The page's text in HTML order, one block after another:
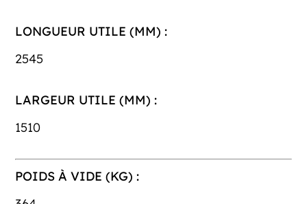
LONGUEUR UTILE (MM) :
2545
LARGEUR UTILE (MM) :
1510
POIDS À VIDE (KG) :